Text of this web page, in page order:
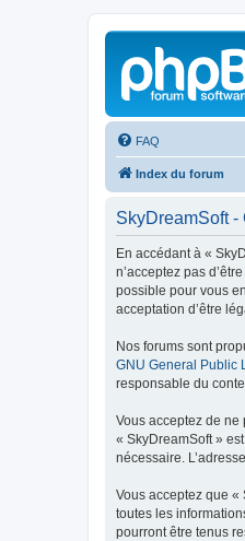
FAQ
Index du forum
SkyDreamSoft -
En accédant à «
n’acceptez pas
possible pour vous
acceptation d’être
Nos forums sont
GNU General Public
responsable du
Vous acceptez de
« SkyDreamSoft »
nécessaire.
Vous acceptez que «
toutes les
pourront être tenus